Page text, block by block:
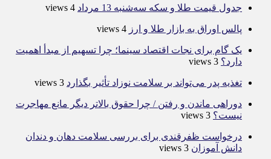
جدول قیمت طلا و سکه سه‌شنبه 13 مرداد 4 views
پالس اوراق به بازار طلا و ارز 4 views
یک گام برای نجات اقتصاد سینما؛ چرا تسهیم از مبدأ اهمیت
دارد؟ 3 views
تغذیه پدر می‌تواند بر سلامت نوزاد تأثیر بگذارد 3 views
دوراهی ماندن و رفتن / چرا حقوق بالاتر دیگر مانع مهاجرت
نیست؟ 3 views
درخواست ظفرقندی برای بررسی سلامت دهان و دندان
دانش آموزان 3 views